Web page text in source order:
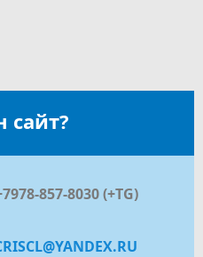
сайт?
857-8030 (+TG)